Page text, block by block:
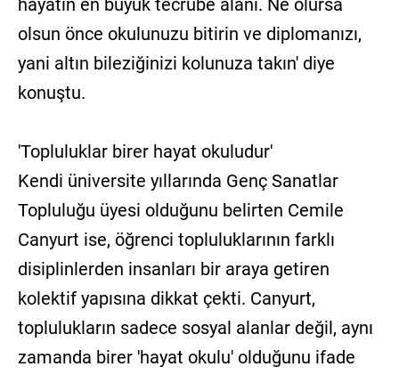
olsun önce okulunuzu bitirin ve diplomanızı,
yani altın bileziğinizi kolunuza takın' diye
konuştu.
'Topluluklar birer hayat okuludur'
Kendi üniversite yıllarında Genç Sanatlar
Topluluğu üyesi olduğunu belirten Cemile
Canyurt ise, öğrenci topluluklarının farklı
disiplinlerden insanları bir araya getiren
kolektif yapısına dikkat çekti. Canyurt,
toplulukların sadece sosyal alanlar değil, aynı
zamanda birer 'hayat okulu' olduğunu ifade